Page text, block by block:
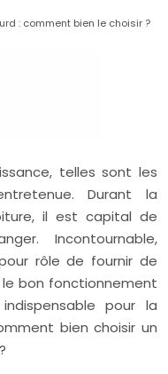
: comment bien le choisir ?
telles sont les
Durant la
il est capital de
Incontournable,
rôle de fournir de
le bon fonctionnement
pour la
bien choisir un